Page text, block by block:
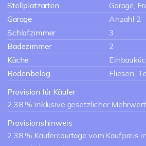
Stellplatzarten
Garage,
Garage
Anzahl 2
Schlafzimmer
3
Badezimmer
2
Küche
Bodenbelag
Fliesen,
Provision für Käufer
2,38 % inklusive gesetzlicher
Provisionshinweis
2,38 % Käufercourtage vom Kaufpreis